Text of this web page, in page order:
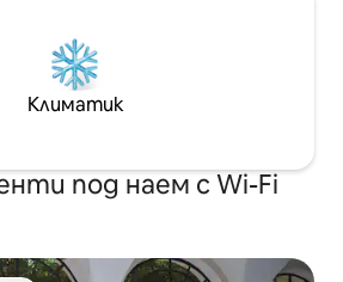
Климатик
под наем с Wi-Fi